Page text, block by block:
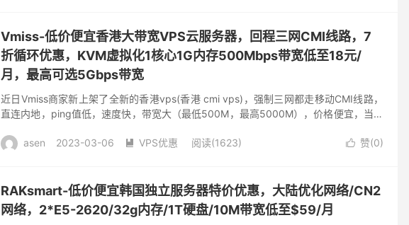
Vmiss-低价便宜香港大带宽VPS云服务器，回程三网CMI线路，7
折循环优惠，KVM虚拟化1核心1G内存500Mbps带宽低至18元/
月，最高可选5Gbps带宽
近日Vmiss商家新上架了全新的香港vps(香港 cmi vps)，强制三网都走移动CMI线路，
直连内地，ping值低，速度快，带宽大（最低500M，最高5000M），价格便宜，当前
 赞(0)
asen 2023-03-06  VPS优惠 阅读(1623)
RAKsmart-低价便宜韩国独立服务器特价优惠，大陆优化网络/CN2
网络，2*E5-2620/32g内存/1T硬盘/10M带宽低至$59/月